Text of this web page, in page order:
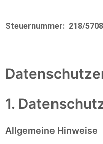
Steuernummer: 218/
1.
Allgemeine Hinweise